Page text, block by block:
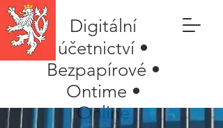
Digitální
účetnictví •
Bezpapírové •
Ontime •
Online